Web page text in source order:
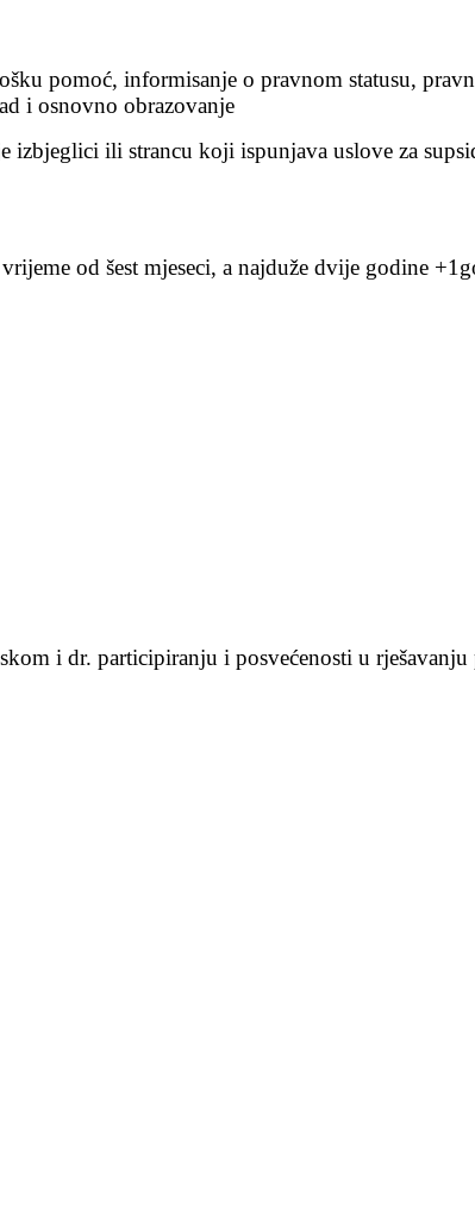
pomoć, informisanje o pravnom statusu,
i osnovno obrazovanje
izbjeglici ili strancu koji ispunjava uslove za
od šest mjeseci, a najduže dvije godine
i dr. participiranju i posvećenosti u rješavanju